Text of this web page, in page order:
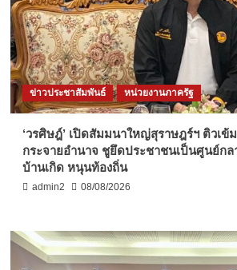
ข่าวประชาสัมพันธ์ หน่วยงานภาครัฐ
‘วรศิษฎ์’ เปิดสัมมนาใหญ่สุราษฎร์ฯ ติวเข้
กระจายอำนาจ ชูยึดประชาชนเป็นศูนย์กล
บ้านเกิด หนุนท้องถิ่น
admin2 08/08/2026